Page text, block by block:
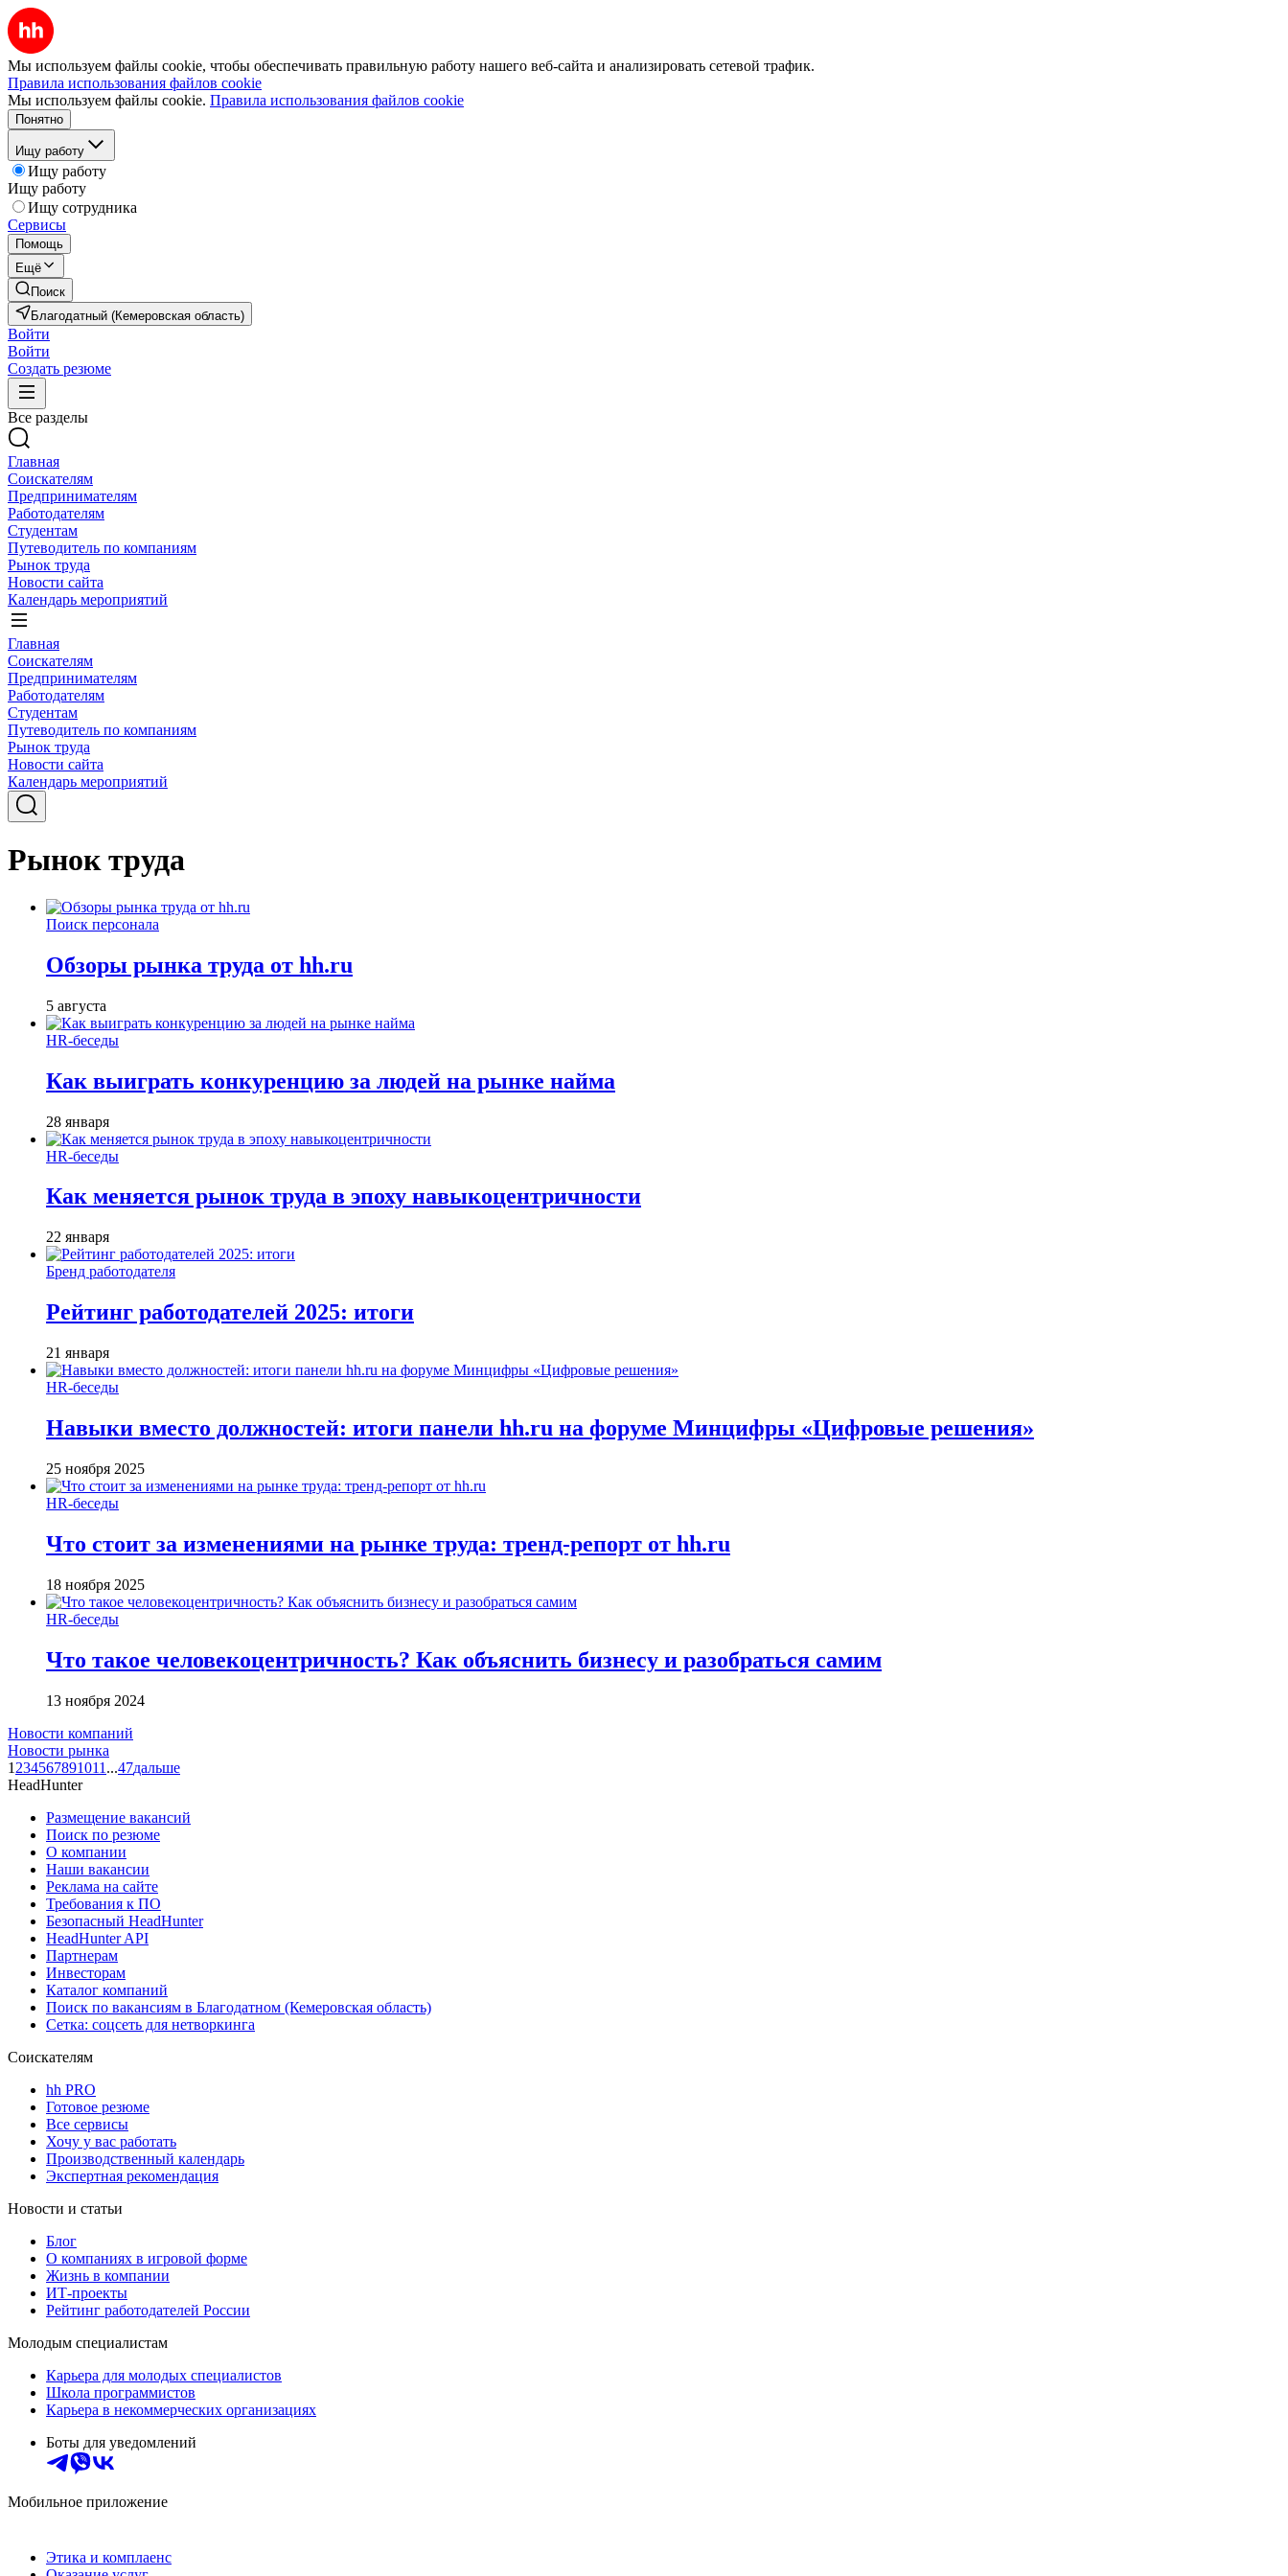
Мы используем файлы cookie, чтобы обеспечивать правильную работу нашего веб-сайта и анализировать сетевой трафик.
Правила использования файлов cookie
Мы используем файлы cookie. Правила использования файлов cookie
Понятно
Ищу работу
Ищу работу
Ищу работу
Ищу сотрудника
Сервисы
Помощь
Ещё
Поиск
Благодатный (Кемеровская область)
Войти
Войти
Создать резюме
Все разделы
Главная
Соискателям
Предпринимателям
Работодателям
Студентам
Путеводитель по компаниям
Рынок труда
Новости сайта
Календарь мероприятий
Главная
Соискателям
Предпринимателям
Работодателям
Студентам
Путеводитель по компаниям
Рынок труда
Новости сайта
Календарь мероприятий
Рынок труда
Поиск персонала
Обзоры рынка труда от hh.ru
5 августа
HR-беседы
Как выиграть конкуренцию за людей на рынке найма
28 января
HR-беседы
Как меняется рынок труда в эпоху навыкоцентричности
22 января
Бренд работодателя
Рейтинг работодателей 2025: итоги
21 января
HR-беседы
Навыки вместо должностей: итоги панели hh.ru на форуме Минцифры «Цифровые решения»
25 ноября 2025
HR-беседы
Что стоит за изменениями на рынке труда: тренд-репорт от hh.ru
18 ноября 2025
HR-беседы
Что такое человеко­центричность? Как объяснить бизнесу и разобраться самим
13 ноября 2024
Новости компаний
Новости рынка
1 234567891011 ...47дальше
HeadHunter
Размещение вакансий
Поиск по резюме
О компании
Наши вакансии
Реклама на сайте
Требования к ПО
Безопасный HeadHunter
HeadHunter API
Партнерам
Инвесторам
Каталог компаний
Поиск по вакансиям в Благодатном (Кемеровская область)
Сетка: соцсеть для нетворкинга
Соискателям
hh PRO
Готовое резюме
Все сервисы
Хочу у вас работать
Производственный календарь
Экспертная рекомендация
Новости и статьи
Блог
О компаниях в игровой форме
Жизнь в компании
ИТ-проекты
Рейтинг работодателей России
Молодым специалистам
Карьера для молодых специалистов
Школа программистов
Карьера в некоммерческих организациях
Боты для уведомлений
Мобильное приложение
Этика и комплаенс